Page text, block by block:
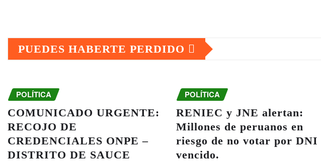
PUEDES HABERTE PERDIDO
POLÍTICA
COMUNICADO URGENTE:
RECOJO DE
CREDENCIALES ONPE –
DISTRITO DE SAUCE
POLÍTICA
RENIEC y JNE alertan:
Millones de peruanos en
riesgo de no votar por DNI
vencido.